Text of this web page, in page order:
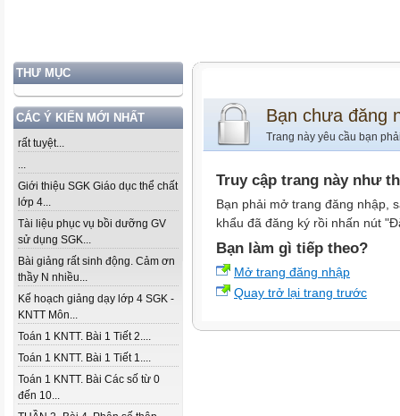
THƯ MỤC
CÁC Ý KIẾN MỚI NHẤT
rất tuyệt...
...
Giới thiệu SGK Giáo dục thể chất
lớp 4...
Tài liệu phục vụ bồi dưỡng GV
sử dụng SGK...
Bài giảng rất sinh động. Cảm ơn
thầy N nhiều...
Kế hoạch giảng dạy lớp 4 SGK -
KNTT Môn...
Toán 1 KNTT. Bài 1 Tiết 2....
Toán 1 KNTT. Bài 1 Tiết 1....
Toán 1 KNTT. Bài Các số từ 0
đến 10...
Bạn chưa đăng
Trang này yêu cầu bạn
Truy cập trang này như
Bạn phải mở trang đăng nhập,
khẩu đã đăng ký rồi nhấn nút
Bạn làm gì tiếp theo?
Mở trang đăng nhập
Quay trở lại trang trước